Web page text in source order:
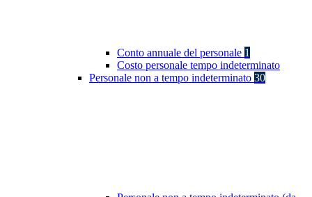
Conto annuale del personale 1
Costo personale tempo indeterminato
Personale non a tempo indeterminato 30